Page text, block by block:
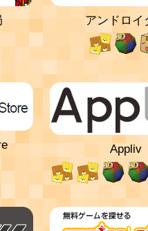
アンドロイ
Appliv